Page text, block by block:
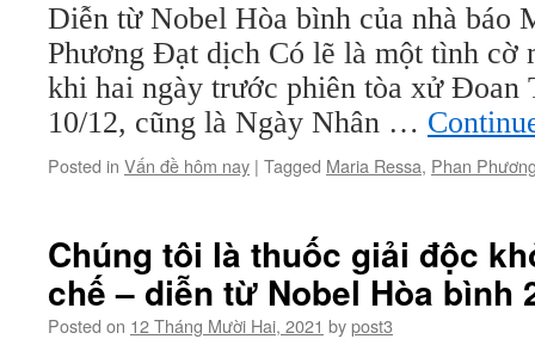
Diễn từ Nobel Hòa bình của nhà báo
Phương Đạt dịch Có lẽ là một tình cờ
khi hai ngày trước phiên tòa xử Đoan
10/12, cũng là Ngày Nhân …
Posted in Vấn đề hôm nay | Tagged Maria Ressa, Phan
Chúng tôi là thuốc giải độc
chế – diễn từ Nobel Hòa bình
Posted on 12 Tháng Mười Hai, 2021 bypost3